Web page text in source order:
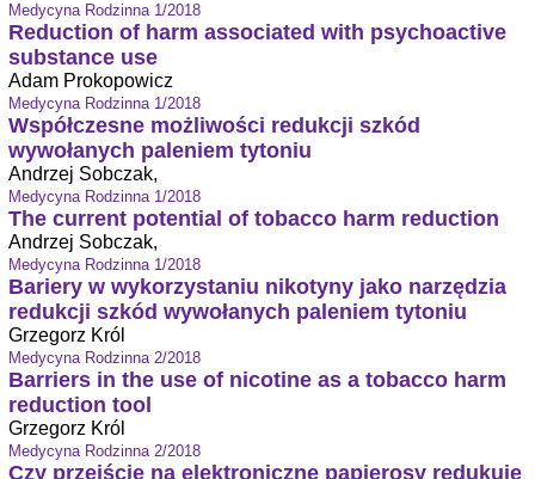
Medycyna Rodzinna 1/2018
Reduction of harm associated with psychoactive
substance use
Adam Prokopowicz
Medycyna Rodzinna 1/2018
Współczesne możliwości redukcji szkód
wywołanych paleniem tytoniu
Andrzej Sobczak,
Medycyna Rodzinna 1/2018
The current potential of tobacco harm reduction
Andrzej Sobczak,
Medycyna Rodzinna 1/2018
Bariery w wykorzystaniu nikotyny jako narzędzia
redukcji szkód wywołanych paleniem tytoniu
Grzegorz Król
Medycyna Rodzinna 2/2018
Barriers in the use of nicotine as a tobacco harm
reduction tool
Grzegorz Król
Medycyna Rodzinna 2/2018
Czy przejście na elektroniczne papierosy redukuje